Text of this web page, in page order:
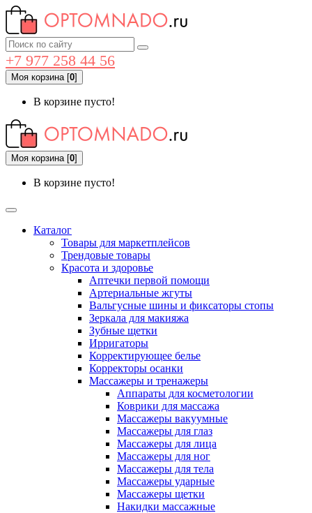
+7 977 258 44 56
Моя корзина[0]
В корзине пусто!
Моя корзина[0]
В корзине пусто!
Каталог
Товары для маркетплейсов
Трендовые товары
Красота и здоровье
Аптечки первой помощи
Артериальные жгуты
Вальгусные шины и фиксаторы стопы
Зеркала для макияжа
Зубные щетки
Ирригаторы
Корректирующее белье
Корректоры осанки
Массажеры и тренажеры
Аппараты для косметологии
Коврики для массажа
Массажеры вакуумные
Массажеры для глаз
Массажеры для лица
Массажеры для ног
Массажеры для тела
Массажеры ударные
Массажеры щетки
Накидки массажные